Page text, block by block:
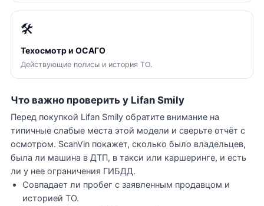
🛠
Техосмотр и ОСАГО
Действующие полисы и история ТО.
Что важно проверить у Lifan Smily
Перед покупкой Lifan Smily обратите внимание на
типичные слабые места этой модели и сверьте отчёт с
осмотром. ScanVin покажет, сколько было владельцев,
была ли машина в ДТП, в такси или каршеринге, и есть
ли у нее ограничения ГИБДД.
Совпадает ли пробег с заявленным продавцом и
историей ТО.